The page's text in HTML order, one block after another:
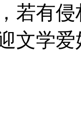
若有
文学